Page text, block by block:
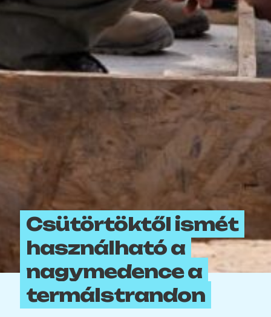
Csütörtöktől ismét
használható a
nagymedence a
termálstrandon